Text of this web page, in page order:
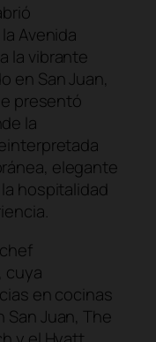
Avenida
la vibrante
en San Juan,
presentó
la
elegante
hospitalidad
cuya
en cocinas
San Juan, The